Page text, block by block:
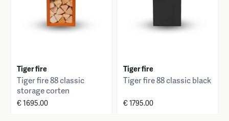
Tiger fire
Tiger fire 88 classic
storage corten
€ 1695.00
Tiger fire
Tiger fire 88 classic black
€ 1795.00